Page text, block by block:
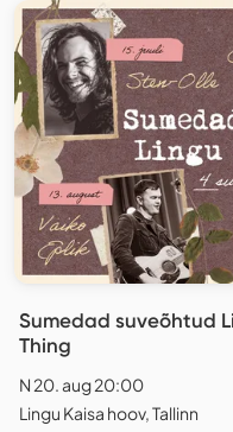
Sumedad suveõhtud
Thing
N 20. aug 20:00
Lingu Kaisa hoov, Tallinn